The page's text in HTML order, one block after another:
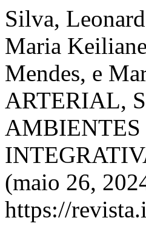
Silva,
Maria
Mendes, e
ARTERIAL,
(maio 26,
https://